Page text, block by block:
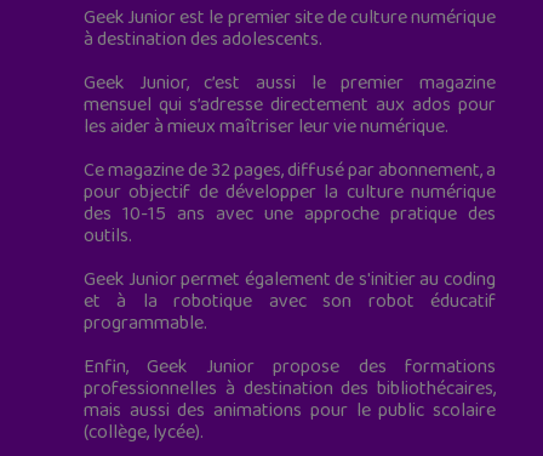
Geek Junior est le premier site de culture numérique
à destination des adolescents.
Geek Junior, c’est aussi le premier magazine
mensuel qui s’adresse directement aux ados pour
les aider à mieux maîtriser leur vie numérique.
Ce magazine de 32 pages, diffusé par abonnement, a
pour objectif de développer la culture numérique
des 10-15 ans avec une approche pratique des
outils.
Geek Junior permet également de s'initier au coding
et à la robotique avec son robot éducatif
programmable.
Enfin, Geek Junior propose des formations
professionnelles à destination des bibliothécaires,
mais aussi des animations pour le public scolaire
(collège, lycée).